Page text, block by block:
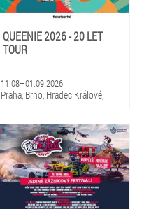
QUEENIE 2026 - 20 LET
TOUR
11.08–01.09.2026
Praha, Brno, Hradec Králové,